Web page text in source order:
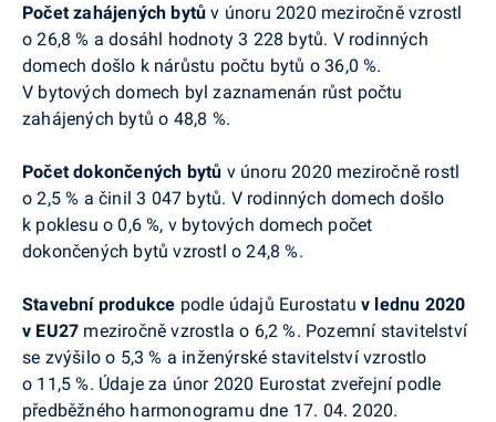
Počet zahájených bytů v únoru 2020 meziročně vzrostl
o 26,8 % a dosáhl hodnoty 3 228 bytů. V rodinných
domech došlo k nárůstu počtu bytů o 36,0 %.
V bytových domech byl zaznamenán růst počtu
zahájených bytů o 48,8 %.
Počet dokončených bytů v únoru 2020 meziročně rostl
o 2,5 % a činil 3 047 bytů. V rodinných domech došlo
k poklesu o 0,6 %, v bytových domech počet
dokončených bytů vzrostl o 24,8 %.
Stavební produkce podle údajů Eurostatu v lednu 2020
v EU27 meziročně vzrostla o 6,2 %. Pozemní stavitelství
se zvýšilo o 5,3 % a inženýrské stavitelství vzrostlo
o 11,5 %. Údaje za únor 2020 Eurostat zveřejní podle
předběžného harmonogramu dne 17. 04. 2020.